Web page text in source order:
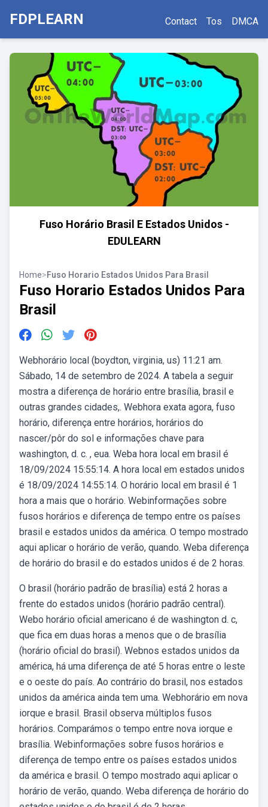
FDPLEARN Contact Tos DMCA
Fuso Horário Brasil E Estados Unidos -
EDULEARN
Home>Fuso Horario Estados Unidos Para Brasil
Fuso Horario Estados Unidos Para
Brasil
Webhorário local (boydton, virginia, us) 11:21 am.
Sábado, 14 de setembro de 2024. A tabela a seguir
mostra a diferença de horário entre brasília, brasil e
outras grandes cidades,. Webhora exata agora, fuso
horário, diferença entre horários, horários do
nascer/pôr do sol e informações chave para
washington, d. c. , eua. Weba hora local em brasil é
18/09/2024 15:55:14. A hora local em estados unidos
é 18/09/2024 14:55:14. O horário local em brasil é 1
hora a mais que o horário. Webinformações sobre
fusos horários e diferença de tempo entre os países
brasil e estados unidos da américa. O tempo mostrado
aqui aplicar o horário de verão, quando. Weba diferença
de horário do brasil e do estados unidos é de 2 horas.
O brasil (horário padrão de brasília) está 2 horas a
frente do estados unidos (horário padrão central).
Webo horário oficial americano é de washington d. c,
que fica em duas horas a menos que o de brasília
(horário oficial do brasil). Webnos estados unidos da
américa, há uma diferença de até 5 horas entre o leste
e o oeste do país. Ao contrário do brasil, nos estados
unidos da américa ainda tem uma. Webhorário em nova
iorque e brasil. Brasil observa múltiplos fusos
horários. Comparámos o tempo entre nova iorque e
brasília. Webinformações sobre fusos horários e
diferença de tempo entre os países estados unidos
da américa e brasil. O tempo mostrado aqui aplicar o
horário de verão, quando. Weba diferença de horário do